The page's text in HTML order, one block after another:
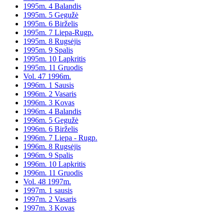
1995m. 4 Balandis
1995m. 5 Gegužė
1995m. 6 Birželis
1995m. 7 Liepa-Rugp.
1995m. 8 Rugsėjis
1995m. 9 Spalis
1995m. 10 Lapkritis
1995m. 11 Gruodis
Vol. 47 1996m.
1996m. 1 Sausis
1996m. 2 Vasaris
1996m. 3 Kovas
1996m. 4 Balandis
1996m. 5 Gegužė
1996m. 6 Birželis
1996m. 7 Liepa - Rugp.
1996m. 8 Rugsėjis
1996m. 9 Spalis
1996m. 10 Lapkritis
1996m. 11 Gruodis
Vol. 48 1997m.
1997m. 1 sausis
1997m. 2 Vasaris
1997m. 3 Kovas